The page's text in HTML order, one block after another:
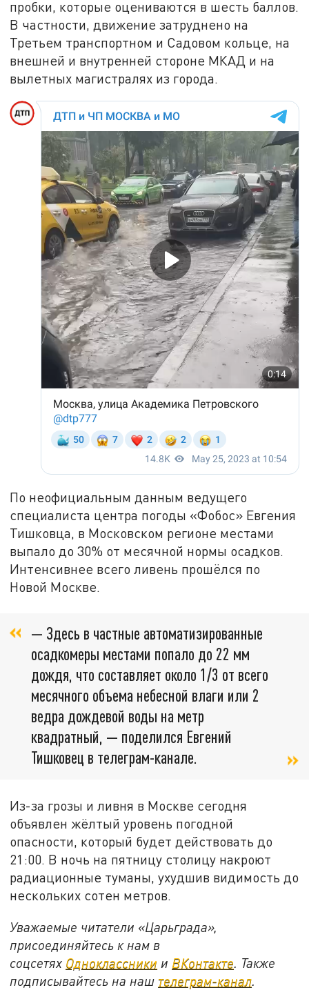
пробки, которые оцениваются в шесть баллов.
В частности, движение затруднено на
Третьем транспортном и Садовом кольце, на
внешней и внутренней стороне МКАД и на
вылетных магистралях из города.
По неофициальным данным ведущего
специалиста центра погоды «Фобос» Евгения
Тишковца, в Московском регионе местами
выпало до 30% от месячной нормы осадков.
Интенсивнее всего ливень прошёлся по
Новой Москве.
— Здесь в частные автоматизированные
осадкомеры местами попало до 22 мм
дождя, что составляет около 1/3 от всего
месячного объема небесной влаги или 2
ведра дождевой воды на метр
квадратный, — поделился Евгений
Тишковец в телеграм-канале.
Из-за грозы и ливня в Москве сегодня
объявлен жёлтый уровень погодной
опасности, который будет действовать до
21:00. В ночь на пятницу столицу накроют
радиационные туманы, ухудшив видимость до
нескольких сотен метров.
Уважаемые читатели «Царьграда»,
присоединяйтесь к нам в
соцсетях Одноклассники и ВКонтакте. Также
подписывайтесь на наш телеграм-канал.